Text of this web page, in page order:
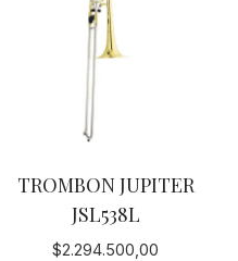
TROMBON JUPITER
JSL538L
$2.294.500,00